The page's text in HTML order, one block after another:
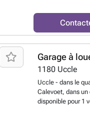
Garage à
1180 Uccle
Uccle - dans le
Calevoet, dans
disponible pour 1